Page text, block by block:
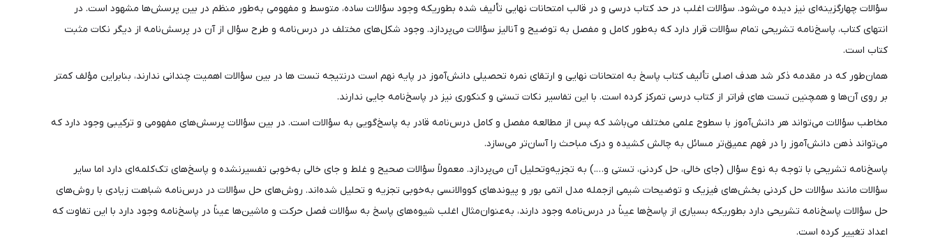
سؤالات چهارگزینه‌ای نیز دیده می‌شود. سؤالات اغلب در حد کتاب درسی و در قالب امتحانات نهایی تألیف شده بطوریکه وجود سؤالات ساده، متوسط و مفهومی به‌طور منظم در بین پرسش‌ها مشهود است. در
انتهای کتاب، پاسخ‌نامه تشریحی تمام سؤالات قرار دارد که به‌طور کامل و مفصل به توضیح و آنالیز سؤالات می‌پردازد. وجود شکل‌های مختلف در درس‌نامه و طرح سؤال از آن در پرسش‌نامه از دیگر نکات مثبت
کتاب است.
همان‌طور که در مقدمه ذکر شد هدف اصلی تألیف کتاب پاسخ به امتحانات نهایی و ارتقای نمره تحصیلی دانش‌آموز در پایه نهم است درنتیجه تست ها در بین سؤالات اهمیت چندانی ندارند، بنابراین مؤلف کمتر
بر روی آن‌ها و همچنین تست های فراتر از کتاب درسی تمرکز کرده است. با این تفاسیر نکات تستی و کنکوری نیز در پاسخ‌نامه جایی ندارند.
مخاطب سؤالات می‌تواند هر دانش‌آموز با سطوح علمی مختلف می‌باشد که پس از مطالعه مفصل و کامل درس‌نامه قادر به پاسخ‌گویی به سؤالات است. در بین سؤالات پرسش‌های مفهومی و ترکیبی وجود دارد که
می‌تواند ذهن دانش‌آموز را در فهم عمیق‌تر مسائل به چالش کشیده و درک مباحث را آسان‌تر می‌سازد.
پاسخ‌نامه تشریحی با توجه به نوع سؤال (جای خالی، حل کردنی، تستی و….) به تجزیه‌وتحلیل آن می‌پردازد. معمولاً سؤالات صحیح و غلط و جای خالی به‌خوبی تفسیرنشده و پاسخ‌های تک‌کلمه‌ای دارد اما سایر
سؤالات مانند سؤالات حل کردنی بخش‌های فیزیک و توضیحات شیمی ازجمله مدل اتمی بور و پیوندهای کووالانسی به‌خوبی تجزیه‌ و تحلیل شده‌اند. روش‌های حل سؤالات در درس‌نامه شباهت زیادی با روش‌های
حل سؤالات پاسخ‌نامه تشریحی دارد بطوریکه بسیاری از پاسخ‌ها عیناً در درس‌نامه وجود دارند، به‌عنوان‌مثال اغلب شیوه‌های پاسخ به سؤالات فصل حرکت و ماشین‌ها عیناً در پاسخ‌نامه وجود دارد با این تفاوت که
اعداد تغییر کرده است.